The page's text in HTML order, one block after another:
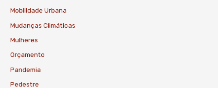
Mobilidade Urbana
Mudanças Climáticas
Mulheres
Orçamento
Pandemia
Pedestre